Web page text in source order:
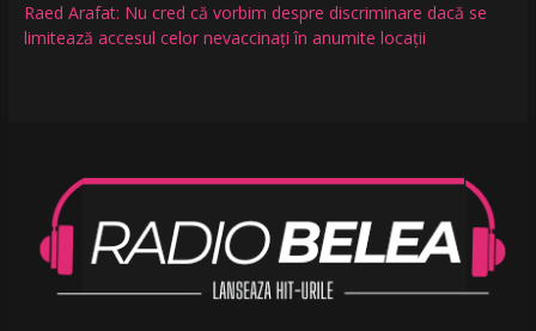
Raed Arafat: Nu cred că vorbim despre discriminare dacă se
limitează accesul celor nevaccinați în anumite locații